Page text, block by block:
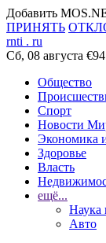
Добавить
ПРИНЯТЬ
rnti . ru
Сб, 08 августа
Общество
Спорт
Новости
Экономика
Здоровье
Власть
ещё...
Наука
Авто